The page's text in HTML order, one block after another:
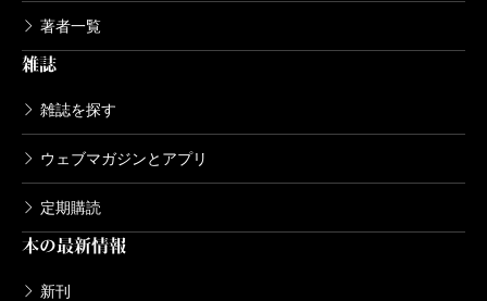
著者一覧
雑誌
雑誌を探す
ウェブマガジンとアプリ
定期購読
本の最新情報
新刊